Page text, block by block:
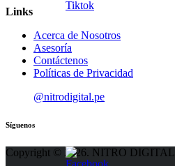
Links
Acerca de Nosotros
Asesoría
Contáctenos
Políticas de Privacidad
@nitrodigital.pe
Síguenos
Copyright © 2026. NITRO DIGITAL